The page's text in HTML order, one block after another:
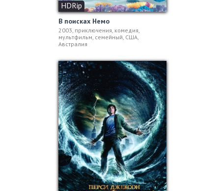
HDRip
В поисках Немо
2003, приключения, комедия,
мультфильм, семейный, США,
Австралия